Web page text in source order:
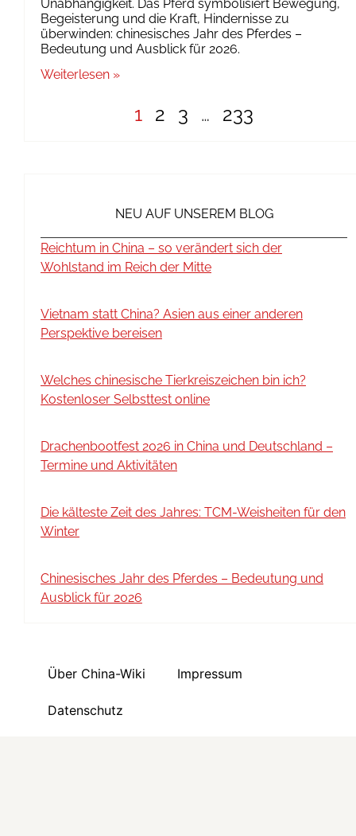
Unabhängigkeit. Das Pferd symbolisiert Bewegung,
Begeisterung und die Kraft, Hindernisse zu
überwinden: chinesisches Jahr des Pferdes –
Bedeutung und Ausblick für 2026.
Weiterlesen »
1 2 3 … 233
NEU AUF UNSEREM BLOG
Reichtum in China – so verändert sich der
Wohlstand im Reich der Mitte
Vietnam statt China? Asien aus einer anderen
Perspektive bereisen
Welches chinesische Tierkreiszeichen bin ich?
Kostenloser Selbsttest online
Drachenbootfest 2026 in China und Deutschland –
Termine und Aktivitäten
Die kälteste Zeit des Jahres: TCM-Weisheiten für den
Winter
Chinesisches Jahr des Pferdes – Bedeutung und
Ausblick für 2026
Über China-Wiki Impressum
Datenschutz